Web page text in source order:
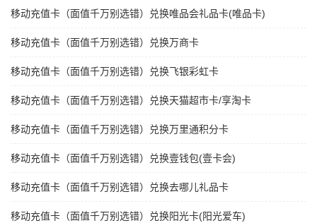
移动充值卡（面值千万别选错）兑换唯品会礼品卡(唯品卡)
移动充值卡（面值千万别选错）兑换万商卡
移动充值卡（面值千万别选错）兑换飞银彩虹卡
移动充值卡（面值千万别选错）兑换天猫超市卡/享淘卡
移动充值卡（面值千万别选错）兑换万里通积分卡
移动充值卡（面值千万别选错）兑换壹钱包(壹卡会)
移动充值卡（面值千万别选错）兑换去哪儿礼品卡
移动充值卡（面值千万别选错）兑换阳光卡(阳光爱车)